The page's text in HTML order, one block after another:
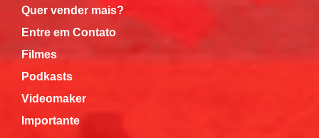
Quer vender mais?
Entre em Contato
Filmes
Podkasts
Videomaker
Importante